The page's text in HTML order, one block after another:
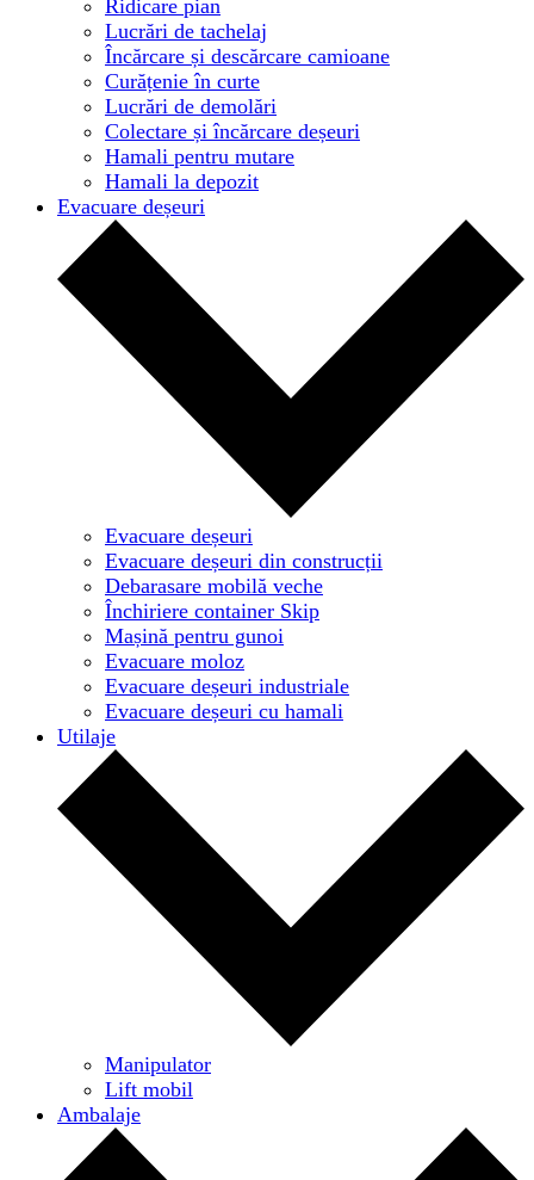
Ridicare pian
Lucrări de tachelaj
Încărcare și descărcare camioane
Curățenie în curte
Lucrări de demolări
Colectare și încărcare deșeuri
Hamali pentru mutare
Hamali la depozit
Evacuare deșeuri
Evacuare deșeuri
Evacuare deșeuri din construcții
Debarasare mobilă veche
Închiriere container Skip
Mașină pentru gunoi
Evacuare moloz
Evacuare deșeuri industriale
Evacuare deșeuri cu hamali
Utilaje
Manipulator
Lift mobil
Ambalaje